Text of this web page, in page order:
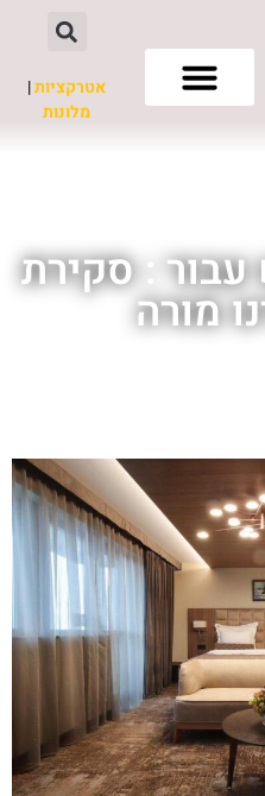
אטרקציות|
מלונות
: סקירת
מורה